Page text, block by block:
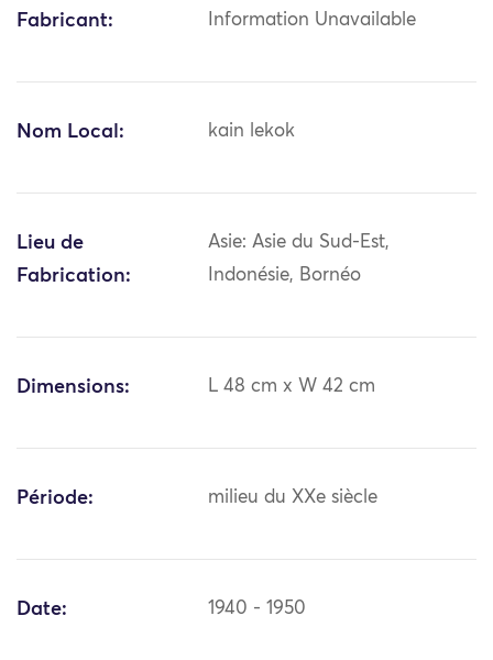
Fabricant: Information Unavailable
Nom Local: kain lekok
Lieu de
Fabrication:
Asie: Asie du Sud-Est,
Indonésie, Bornéo
Dimensions: L 48 cm x W 42 cm
Période: milieu du XXe siècle
Date: 1940 - 1950